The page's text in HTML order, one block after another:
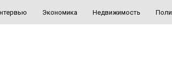
Экономика Недвижимость